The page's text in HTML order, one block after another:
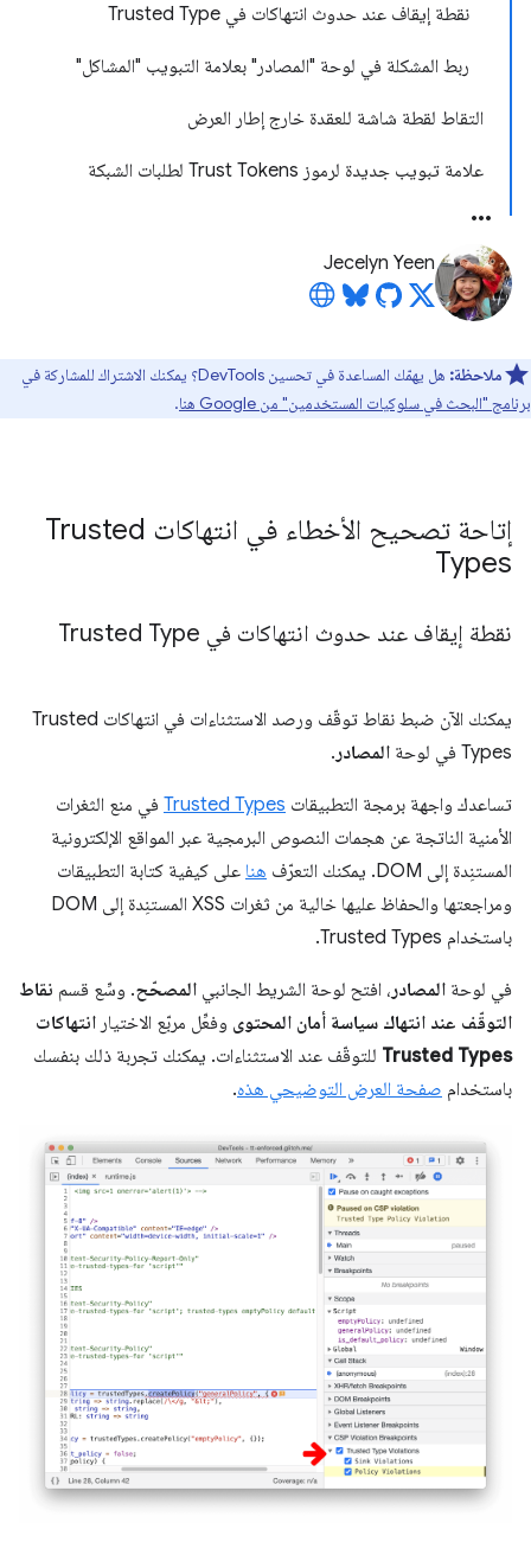
نقطة إيقاف عند حدوث انتهاكات في Trusted Type
ربط المشكلة في لوحة "المصادر" بعلامة التبويب "المشاكل"
التقاط لقطة شاشة للعقدة خارج إطار العرض
علامة تبويب جديدة لرموز Trust Tokens لطلبات الشبكة
Jecelyn Yeen
ملاحظة: هل يهمّك المساعدة في تحسين DevTools؟ يمكنك الاشتراك للمشاركة في
برنامج "البحث في سلوكيات المستخدمين" من Google هنا
.
إتاحة تصحيح الأخطاء في انتهاكات Trusted
Types
نقطة إيقاف عند حدوث انتهاكات في Trusted Type
يمكنك الآن ضبط نقاط توقّف ورصد الاستثناءات في انتهاكات Trusted
Types في لوحة
المصادر .
تساعدك واجهة برمجة التطبيقات Trusted Types في منع الثغرات
الأمنية الناتجة عن هجمات النصوص البرمجية عبر المواقع الإلكترونية
المستنِدة إلى DOM. يمكنك التعرّف
هنا على كيفية كتابة التطبيقات
ومراجعتها والحفاظ عليها خالية من ثغرات XSS المستنِدة إلى DOM
باستخدام Trusted Types.
في لوحة المصادر ، افتح لوحة الشريط الجانبي المصحّح. وسِّع قسم نقاط
التوقّف عند انتهاك سياسة أمان المحتوى وفعِّل مربّع الاختيار انتهاكات
Trusted Types للتوقّف عند الاستثناءات. يمكنك تجربة ذلك بنفسك
باستخدام صفحة العرض التوضيحي هذه.